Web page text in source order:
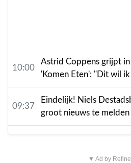
10:00
Astrid Coppens grijpt
'Komen Eten': "Dit wil
09:37
Eindelijk! Niels
groot nieuws te melden
▼ Ad by